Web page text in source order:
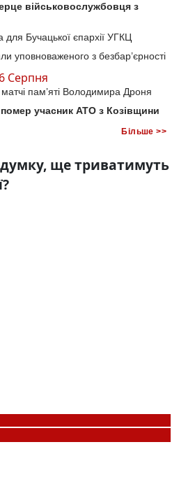
військовослужбовця з
Бучацької єпархії УГКЦ
уповноваженого з безбар’єрності
6 Серпня
пам’яті Володимира Дроня
учасник АТО з Козівщини
Більше >>
ще триватимуть